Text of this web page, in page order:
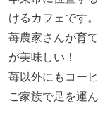
けるカフェです。
苺農家さんが育
が美味しい！
苺以外にもコー
ご家族で足を運